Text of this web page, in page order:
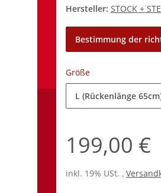
Hersteller: STOCK +
Bestimmung der
Größe
L (Rückenlänge
199,00 €
inkl. 19% USt. ,